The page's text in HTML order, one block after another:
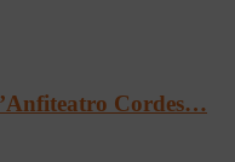
Cordes…